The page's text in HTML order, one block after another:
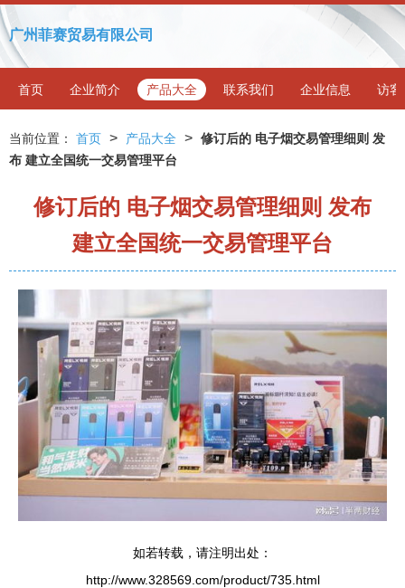
广州菲赛贸易有限公司
首页 企业简介 产品大全 联系我们 企业信息 访客
当前位置： 首页 > 产品大全 > 修订后的 电子烟交易管理细则 发
布 建立全国统一交易管理平台
修订后的 电子烟交易管理细则 发布
建立全国统一交易管理平台
如若转载，请注明出处：
http://www.328569.com/product/735.html